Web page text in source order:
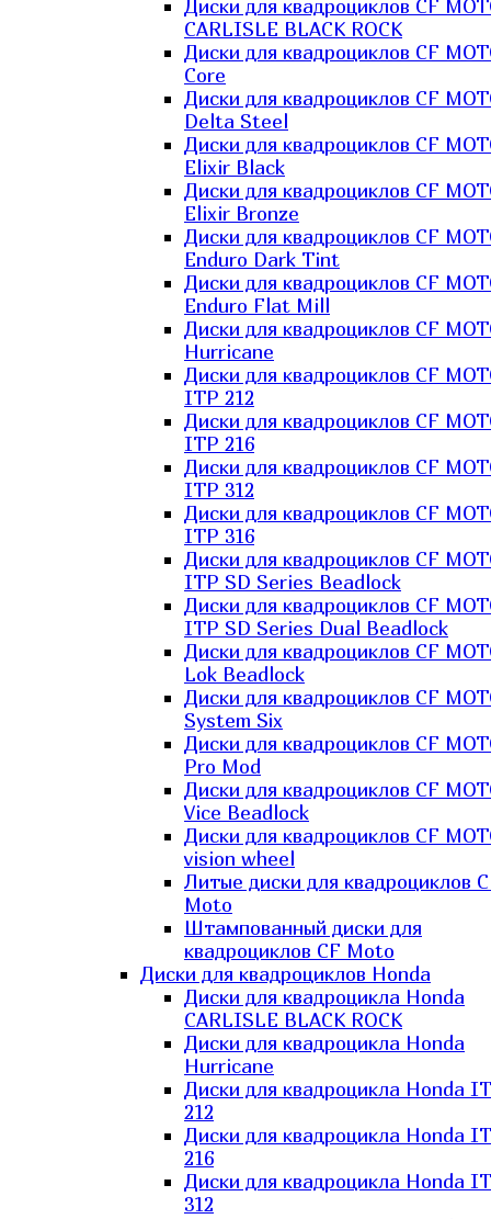
Диски для квадроциклов CF
CARLISLE BLACK ROCK
Диски для квадроциклов CF
Core
Диски для квадроциклов CF
Delta Steel
Диски для квадроциклов CF
Elixir Black
Диски для квадроциклов CF
Elixir Bronze
Диски для квадроциклов CF
Enduro Dark Tint
Диски для квадроциклов CF
Enduro Flat Mill
Диски для квадроциклов CF
Hurricane
Диски для квадроциклов CF
ITP 212
Диски для квадроциклов CF
ITP 216
Диски для квадроциклов CF
ITP 312
Диски для квадроциклов CF
ITP 316
Диски для квадроциклов CF
ITP SD Series Beadlock
Диски для квадроциклов CF
ITP SD Series Dual Beadlock
Диски для квадроциклов CF
Lok Beadlock
Диски для квадроциклов CF
System Six
Диски для квадроциклов CF
Pro Mod
Диски для квадроциклов CF
Vice Beadlock
Диски для квадроциклов CF
vision wheel
Литые диски для квадроциклов
Moto
Штампованный диски для
квадроциклов CF Moto
Диски для квадроциклов Honda
Диски для квадроцикла Honda
CARLISLE BLACK ROCK
Диски для квадроцикла Honda
Hurricane
Диски для квадроцикла Honda
212
Диски для квадроцикла Honda
216
Диски для квадроцикла Honda
312